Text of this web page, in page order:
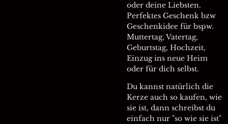
oder deine Liebsten.
Perfektes Geschenk bzw
Geschenkidee für bspw.
Muttertag, Vatertag,
Geburtstag, Hochzeit,
Einzug ins neue Heim
oder für dich selbst.
Du kannst natürlich die
Kerze auch so kaufen, wie
sie ist, dann schreibst du
einfach nur "so wie sie ist"